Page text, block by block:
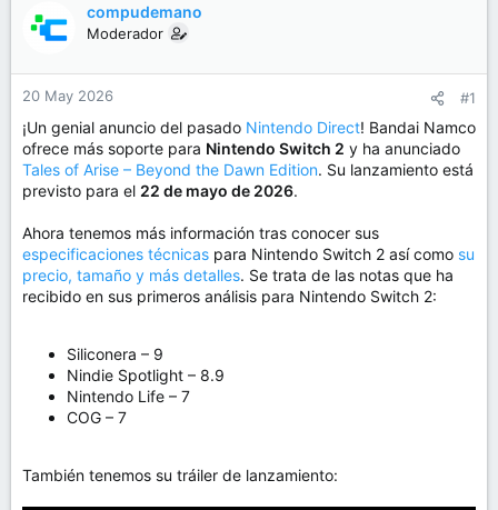
a
r
d
e
t
e
m
d
e
n
c
o
compudemano
Moderador
20 May 2026 #1
¡Un genial anuncio del pasado Nintendo Direct! Bandai Namco
ofrece más soporte para Nintendo Switch 2 y ha anunciado
Tales of Arise – Beyond the Dawn Edition. Su lanzamiento está
previsto para el 22 de mayo de 2026.
Ahora tenemos más información tras conocer sus
especificaciones técnicas para Nintendo Switch 2 así como su
precio, tamaño y más detalles. Se trata de las notas que ha
recibido en sus primeros análisis para Nintendo Switch 2:
Siliconera – 9
Nindie Spotlight – 8.9
Nintendo Life – 7
COG – 7
También tenemos su tráiler de lanzamiento: